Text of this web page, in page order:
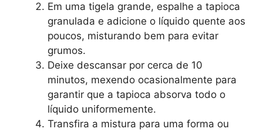
Em uma tigela grande, espalhe a tapioca
granulada e adicione o líquido quente aos
poucos, misturando bem para evitar
grumos.
Deixe descansar por cerca de 10
minutos, mexendo ocasionalmente para
garantir que a tapioca absorva todo o
líquido uniformemente.
Transfira a mistura para uma forma ou